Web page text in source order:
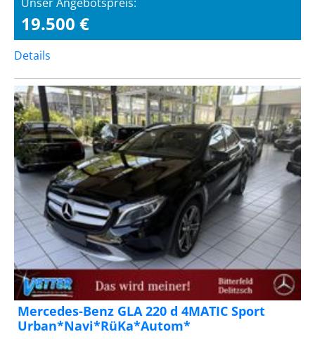
19.500 €
Details
Mercedes-Benz GLA 220 d 4MATIC Sport
Urban*Navi*RüKa*Autom*